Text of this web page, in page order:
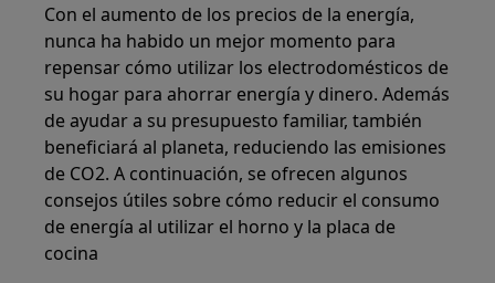
Con el aumento de los precios de la energía,
nunca ha habido un mejor momento para
repensar cómo utilizar los electrodomésticos de
su hogar para ahorrar energía y dinero. Además
de ayudar a su presupuesto familiar, también
beneficiará al planeta, reduciendo las emisiones
de CO2. A continuación, se ofrecen algunos
consejos útiles sobre cómo reducir el consumo
de energía al utilizar el horno y la placa de
cocina